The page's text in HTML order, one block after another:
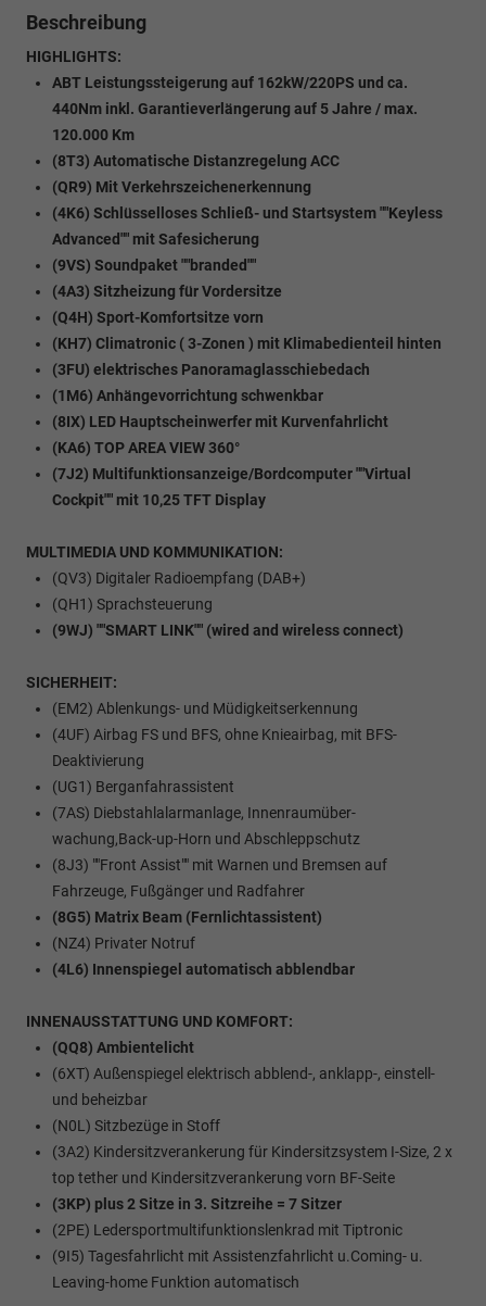
Beschreibung
HIGHLIGHTS:
ABT Leistungssteigerung auf 162kW/220PS und ca.
440Nm inkl. Garantieverlängerung auf 5 Jahre / max.
120.000 Km
(8T3) Automatische Distanzregelung ACC
(QR9) Mit Verkehrszeichenerkennung
(4K6) Schlüsselloses Schließ- und Startsystem ""Keyless
Advanced"" mit Safesicherung
(9VS) Soundpaket ""branded""
(4A3) Sitzheizung für Vordersitze
(Q4H) Sport-Komfortsitze vorn
(KH7) Climatronic ( 3-Zonen ) mit Klimabedienteil hinten
(3FU) elektrisches Panoramaglasschiebedach
(1M6) Anhängevorrichtung schwenkbar
(8IX) LED Hauptscheinwerfer mit Kurvenfahrlicht
(KA6) TOP AREA VIEW 360°
(7J2) Multifunktionsanzeige/Bordcomputer ""Virtual
Cockpit"" mit 10,25 TFT Display
MULTIMEDIA UND KOMMUNIKATION:
(QV3) Digitaler Radioempfang (DAB+)
(QH1) Sprachsteuerung
(9WJ) ""SMART LINK"" (wired and wireless connect)
SICHERHEIT:
(EM2) Ablenkungs- und Müdigkeitserkennung
(4UF) Airbag FS und BFS, ohne Knieairbag, mit BFS-
Deaktivierung
(UG1) Berganfahrassistent
(7AS) Diebstahlalarmanlage, Innenraumüber-
wachung,Back-up-Horn und Abschleppschutz
(8J3) ""Front Assist"" mit Warnen und Bremsen auf
Fahrzeuge, Fußgänger und Radfahrer
(8G5) Matrix Beam (Fernlichtassistent)
(NZ4) Privater Notruf
(4L6) Innenspiegel automatisch abblendbar
INNENAUSSTATTUNG UND KOMFORT:
(QQ8) Ambientelicht
(6XT) Außenspiegel elektrisch abblend-, anklapp-, einstell-
und beheizbar
(N0L) Sitzbezüge in Stoff
(3A2) Kindersitzverankerung für Kindersitzsystem I-Size, 2 x
top tether und Kindersitzverankerung vorn BF-Seite
(3KP) plus 2 Sitze in 3. Sitzreihe = 7 Sitzer
(2PE) Ledersportmultifunktionslenkrad mit Tiptronic
(9I5) Tagesfahrlicht mit Assistenzfahrlicht u.Coming- u.
Leaving-home Funktion automatisch